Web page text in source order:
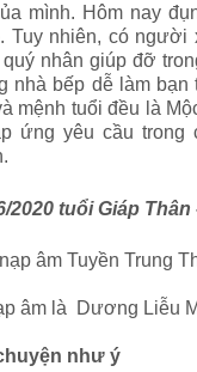
mình. Hôm nay
Tuy nhiên, có người
nhân giúp đỡ
nhà bếp dễ làm bạn
mệnh tuổi đều là
ứng yêu cầu trong
2020 tuổi Giáp Thân
âm Tuyền Trung
âm là Dương Liễu
như ý